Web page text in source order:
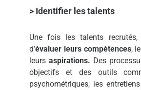
> Identifier les talents
Une fois les talents
d’évaluer leurs compétences,
leurs aspirations. Des
objectifs et des outils
psychométriques, les